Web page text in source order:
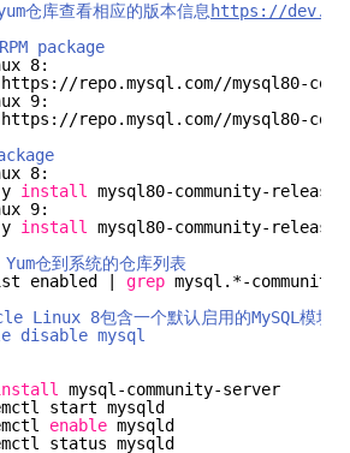
仓库查看相应的版本信息https://
package
8:
//repo.mysql.com//mysql80-
9:
//repo.mysql.com//mysql80-
8:
install mysql80-community-
9:
install mysql80-community-
仓到系统的仓库列表
enabled | grep mysql.*-community
Linux 8包含一个默认启用的MySQL模块
disable mysql
mysql-community-server
start mysqld
enable mysqld
status mysqld